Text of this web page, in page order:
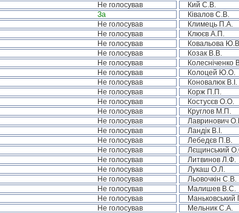
Не голосував Кий С.В.
За Ківалов С.В.
Не голосував Климець П.А.
Не голосував Клюєв А.П.
Не голосував Ковальова
Не голосував Козак В.В.
Не голосував Колесніченко
Не голосував Колоцей Ю.О.
Не голосував Коновалюк В.І.
Не голосував Корж П.П.
Не голосував Костусєв О.О.
Не голосував Круглов М.П.
Не голосував Лавринович
Не голосував Ландік В.І.
Не голосував Лебедєв П.В.
Не голосував Лєщинський
Не голосував Литвинов Л.Ф.
Не голосував Лукаш О.Л.
Не голосував Льовочкін С.В.
Не голосував Малишев В.С.
Не голосував Маньковський
Не голосував Мельник С.А.